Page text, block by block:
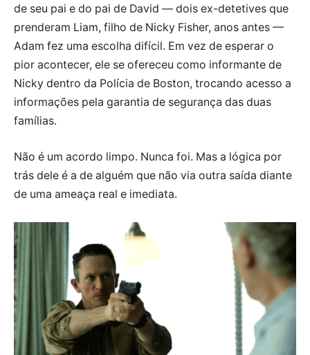
de seu pai e do pai de David — dois ex-detetives que
prenderam Liam, filho de Nicky Fisher, anos antes —
Adam fez uma escolha difícil. Em vez de esperar o
pior acontecer, ele se ofereceu como informante de
Nicky dentro da Polícia de Boston, trocando acesso a
informações pela garantia de segurança das duas
famílias.
Não é um acordo limpo. Nunca foi. Mas a lógica por
trás dele é a de alguém que não via outra saída diante
de uma ameaça real e imediata.